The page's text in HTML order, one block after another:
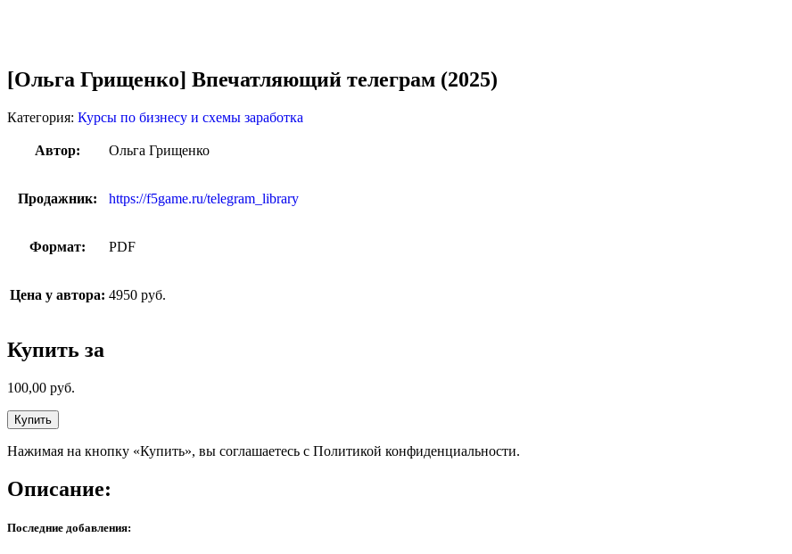
[Ольга Грищенко] Впечатляющий телеграм (2025)
Категория: Курсы по бизнесу и схемы заработка
Автор: Ольга Грищенко
Продажник: https://f5game.ru/telegram_library
Формат: PDF
Цена у автора: 4950 руб.
Купить за
100,00 руб.
Купить
Нажимая на кнопку «Купить», вы соглашаетесь с Политикой конфиденциальности.
Описание:
Последние добавления: